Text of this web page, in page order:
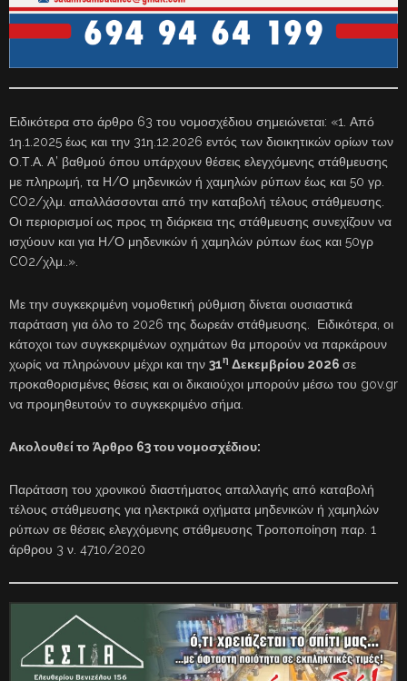
Ειδικότερα στο άρθρο 63 του νομοσχέδιου σημειώνεται: «1. Από
1η.1.2025 έως και την 31η.12.2026 εντός των διοικητικών ορίων των
Ο.Τ.Α. Α’ βαθμού όπου υπάρχουν θέσεις ελεγχόμενης στάθμευσης
με πληρωμή, τα Η/Ο μηδενικών ή χαμηλών ρύπων έως και 50 γρ.
CO2/χλμ. απαλλάσσονται από την καταβολή τέλους στάθμευσης.
Οι περιορισμοί ως προς τη διάρκεια της στάθμευσης συνεχίζουν να
ισχύουν και για Η/Ο μηδενικών ή χαμηλών ρύπων έως και 50γρ
CO2/χλμ..».
Με την συγκεκριμένη νομοθετική ρύθμιση δίνεται ουσιαστικά
παράταση για όλο το 2026 της δωρεάν στάθμευσης. Ειδικότερα, οι
κάτοχοι των συγκεκριμένων οχημάτων θα μπορούν να παρκάρουν
χωρίς να πληρώνουν μέχρι και την 31η Δεκεμβρίου 2026 σε
προκαθορισμένες θέσεις και οι δικαιούχοι μπορούν μέσω του gov.gr
να προμηθευτούν το συγκεκριμένο σήμα.
Ακολουθεί το Άρθρο 63 του νομοσχέδιου:
Παράταση του χρονικού διαστήματος απαλλαγής από καταβολή
τέλους στάθμευσης για ηλεκτρικά οχήματα μηδενικών ή χαμηλών
ρύπων σε θέσεις ελεγχόμενης στάθμευσης Τροποποίηση παρ. 1
άρθρου 3 ν. 4710/2020